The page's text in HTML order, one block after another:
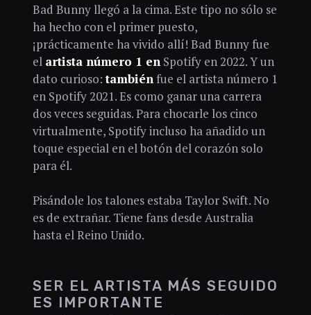
Bad Bunny llegó a la cima. Este tipo no sólo se
ha hecho con el primer puesto,
¡prácticamente ha vivido allí! Bad Bunny fue
el artista número 1 enSpotify en 2022. Y un
dato curioso:tambiénfue el artista número 1
en Spotify 2021. Es como ganar una carrera
dos veces seguidas. Para chocarle los cinco
virtualmente, Spotify incluso ha añadido un
toque especial en el botón del corazón solo
para él.
Pisándole los talones estaba Taylor Swift. No
es de extrañar. Tiene fans desde Australia
hasta el Reino Unido.
SER EL ARTISTA MÁS SEGUIDO
ES IMPORTANTE